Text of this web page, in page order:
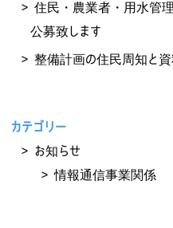
住民・農業者・用水管理
公募致します
整備計画の住民周知と
カテゴリー
お知らせ
情報通信事業関係